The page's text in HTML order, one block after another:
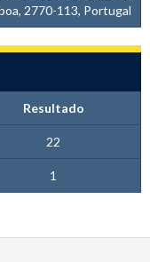
2770-113, Portugal
Resultado
22
1